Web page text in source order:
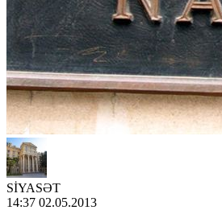
SİYASƏT
14:37 02.05.2013